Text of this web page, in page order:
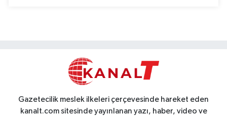
Gazetecilik meslek ilkeleri çerçevesinde hareket eden
kanalt.com sitesinde yayınlanan yazı, haber, video ve